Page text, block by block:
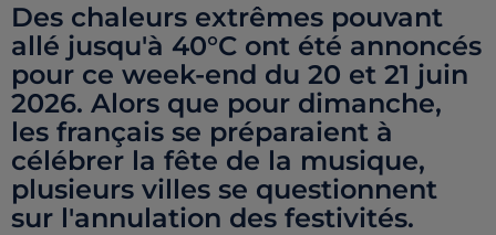
Des chaleurs extrêmes pouvant
allé jusqu'à 40°C ont été annoncés
pour ce week-end du 20 et 21 juin
2026. Alors que pour dimanche,
les français se préparaient à
célébrer la fête de la musique,
plusieurs villes se questionnent
sur l'annulation des festivités.